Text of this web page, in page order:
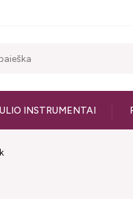
INSTRUMENTAI